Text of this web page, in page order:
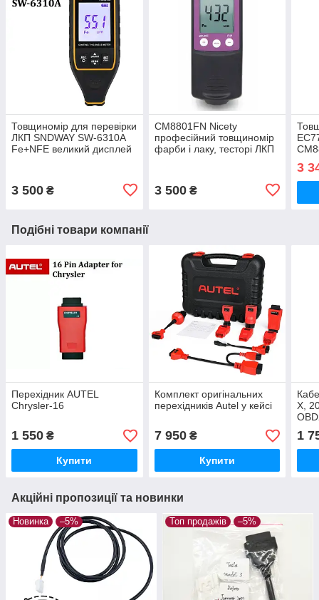
Товщиномір для перевірки
ЛКП SNDWAY SW-6310A
Fe+NFE великий дисплей
3 500 ₴
СМ8801FN Nicety
професійний товщиномір
фарби і лаку, тесторі ЛКП
3 500₴
3
Подібні товари компанії
Перехідник AUTEL
Chrysler-16
1 550 ₴
Купити
Комплект оригінальних
перехідників Autel у кейсі
7 950₴
Купити
X,
1
Акційні пропозиції та новинки
Новинка –5% Топ продажів –5%